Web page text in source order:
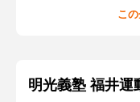
こ
明光義塾 福井運